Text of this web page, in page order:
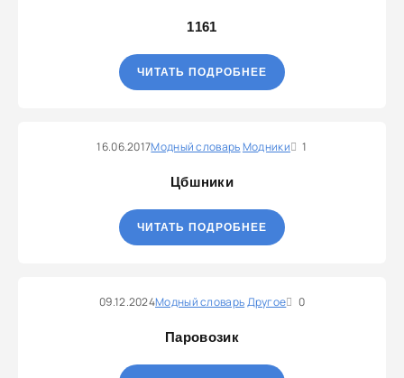
1161
ЧИТАТЬ ПОДРОБНЕЕ
16.06.2017Модный словарьМодники 1
Цбшники
ЧИТАТЬ ПОДРОБНЕЕ
09.12.2024Модный словарьДругое 0
Паровозик